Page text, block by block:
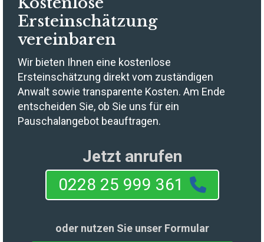
Ersteinschätzung
vereinbaren
Wir bieten Ihnen eine kostenlose
Ersteinschätzung direkt vom zuständigen
Anwalt sowie transparente Kosten. Am Ende
entscheiden Sie, ob Sie uns für ein
Pauschalangebot beauftragen.
Jetzt anrufen
0228 25 999 361
oder nutzen Sie unser Formular